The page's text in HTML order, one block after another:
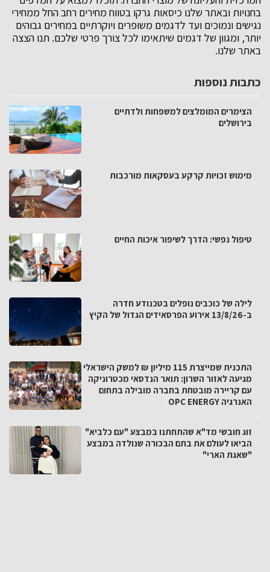
בחנויות ובאתר שלנו כיסאות גרקו בטווח מחירים רחב החל ממחירי
נגישים ונמוכים ועד לדגמים משופרים ויוקרתיים במחירים גבוהים
יותר, ומגוון של דגמים שיתאימו לכל צורך פרטי שלכם. תנו הצצה
באתר שלנו.
כתבות נוספות
הצימרים המומלצים למשפחות ולדתיים
בירושלים
מימוש זכויות קרקע בעסקאות מורכבות
טיפול נפשי: הדרך לשיפור איכות החיים
לילה של כוכבים נופלים בטכנודע חדרה
ב-13/8/26 אירוע הפרסאידים הגדול של הקיץ
התכנית שמייצרת 115 מיליון ₪ למשק הישראלי
מגיעה לאזור השרון: תואר הנדסאי מכטרוניקה
עם קריירה מובטחת בחברה מובילה בתחום
האנרגיה OPC ENERGY
זוג חובשי מד"א שהתחתנו במבצע "עם כלביא"
הביאו לעולם את בתם הבכורה שנולדה במבצע
"שאגת הארי"